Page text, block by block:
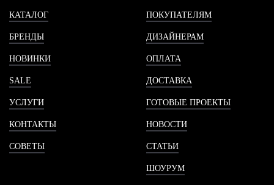
КАТАЛОГ
БРЕНДЫ
НОВИНКИ
SALE
УСЛУГИ
КОНТАКТЫ
СОВЕТЫ
ПОКУПАТЕЛЯМ
ДИЗАЙНЕРАМ
ОПЛАТА
ДОСТАВКА
ГОТОВЫЕ ПРОЕКТЫ
НОВОСТИ
СТАТЬИ
ШОУРУМ